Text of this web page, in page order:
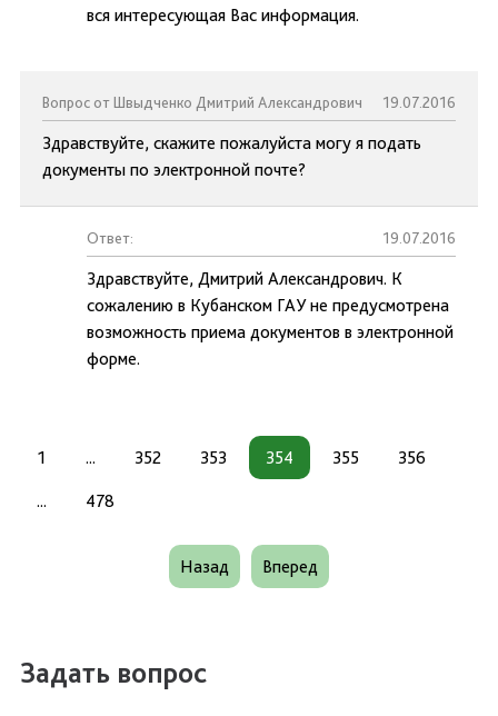
вся интересующая Вас информация.
Вопрос от Швыдченко Дмитрий Александрович 19.07.2016
Здравствуйте, скажите пожалуйста могу я подать
документы по электронной почте?
Ответ: 19.07.2016
Здравствуйте, Дмитрий Александрович. К
сожалению в Кубанском ГАУ не предусмотрена
возможность приема документов в электронной
форме.
1 ... 352 353 354 355 356
... 478
Назад Вперед
Задать вопрос